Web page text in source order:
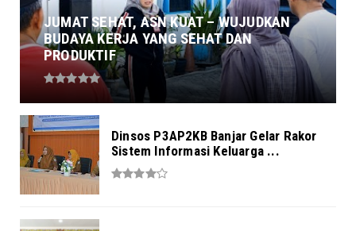
JUMAT SEHAT, ASN KUAT – WUJUDKAN
BUDAYA KERJA YANG SEHAT DAN
PRODUKTIF
Dinsos P3AP2KB Banjar Gelar Rakor
Sistem Informasi Keluarga ...